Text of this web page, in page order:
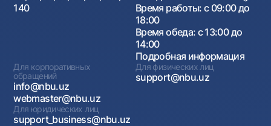
140
Время работы: с 09:00 до
18:00
Время обеда: с 13:00 до
14:00
Подробная информация
Для корпоративных
обращений
info@nbu.uz
webmaster@nbu.uz
Для физических лиц
support@nbu.uz
Для юридических лиц
support_business@nbu.uz